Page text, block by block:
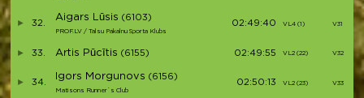
32.
Aigars Lūsis (6103)
PROF.LV / Talsu Pakalnu Sporta Klubs
02:49:40 VL4 (1) V31
33. Artis Pūcītis (6155) 02:49:55 VL2 (22) V32
34.
Igors Morgunovs (6156)
Matisons Runner`s Club
02:50:13 VL2 (23) V33